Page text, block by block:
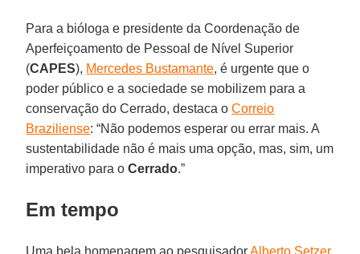
Para a bióloga e presidente da Coordenação de
Aperfeiçoamento de Pessoal de Nível Superior
(CAPES), Mercedes Bustamante, é urgente que o
poder público e a sociedade se mobilizem para a
conservação do Cerrado, destaca oCorreio
Braziliense: “Não podemos esperar ou errar mais. A
sustentabilidade não é mais uma opção, mas, sim, um
imperativo para oCerrado.”
Em tempo
Uma bela homenagem ao pesquisador Alberto Setzer,